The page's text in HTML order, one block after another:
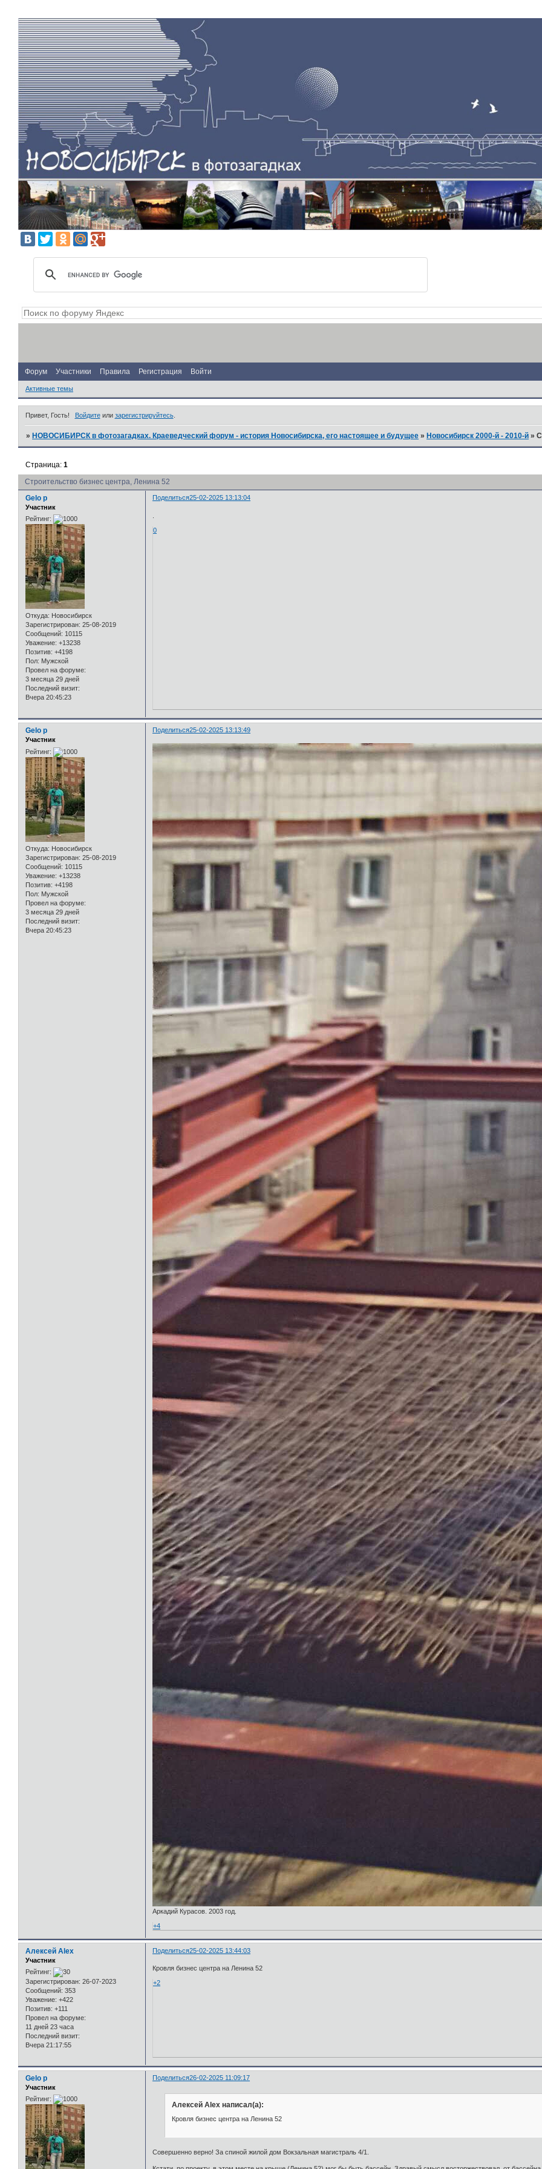
Форум Участники Правила Регистрация Войти
Активные темы
Привет, Гость! Войдитеили зарегистрируйтесь.
»НОВОСИБИРСК в фотозагадках. Краеведческий форум - история Новосибирска, его настоящее и будущее »Новосибирск 2000-й - 2010-й »
Строительство бизнес центра, Ленина 52
Страница:1
Поделиться25-02-2025 13:13:04
Gelo p
Участник
Рейтинг:
Откуда: Новосибирск
Зарегистрирован: 25-08-2019
Сообщений: 10115
Уважение: +13238
Позитив: +4198
Пол: Мужской
Провел на форуме:
3 месяца 29 дней
Последний визит:
Вчера 20:45:23
0
Поделиться25-02-2025 13:13:49
Gelo p
Участник
Рейтинг:
Откуда: Новосибирск
Зарегистрирован: 25-08-2019
Сообщений: 10115
Уважение: +13238
Позитив: +4198
Пол: Мужской
Провел на форуме:
3 месяца 29 дней
Последний визит:
Вчера 20:45:23
Аркадий Курасов. 2003 год.
+4
Поделиться25-02-2025 13:44:03
Алексей Alex
Участник
Рейтинг:
Зарегистрирован: 26-07-2023
Сообщений: 353
Уважение: +422
Позитив: +111
Провел на форуме:
11 дней 23 часа
Последний визит:
Вчера 21:17:55
Кровля бизнес центра на Ленина 52
+2
Поделиться26-02-2025 11:09:17
Gelo p
Участник
Рейтинг:
Алексей Alex написал(а):
Кровля бизнес центра на Ленина 52
Совершенно верно! За спиной жилой дом Вокзальная магистраль 4/1.